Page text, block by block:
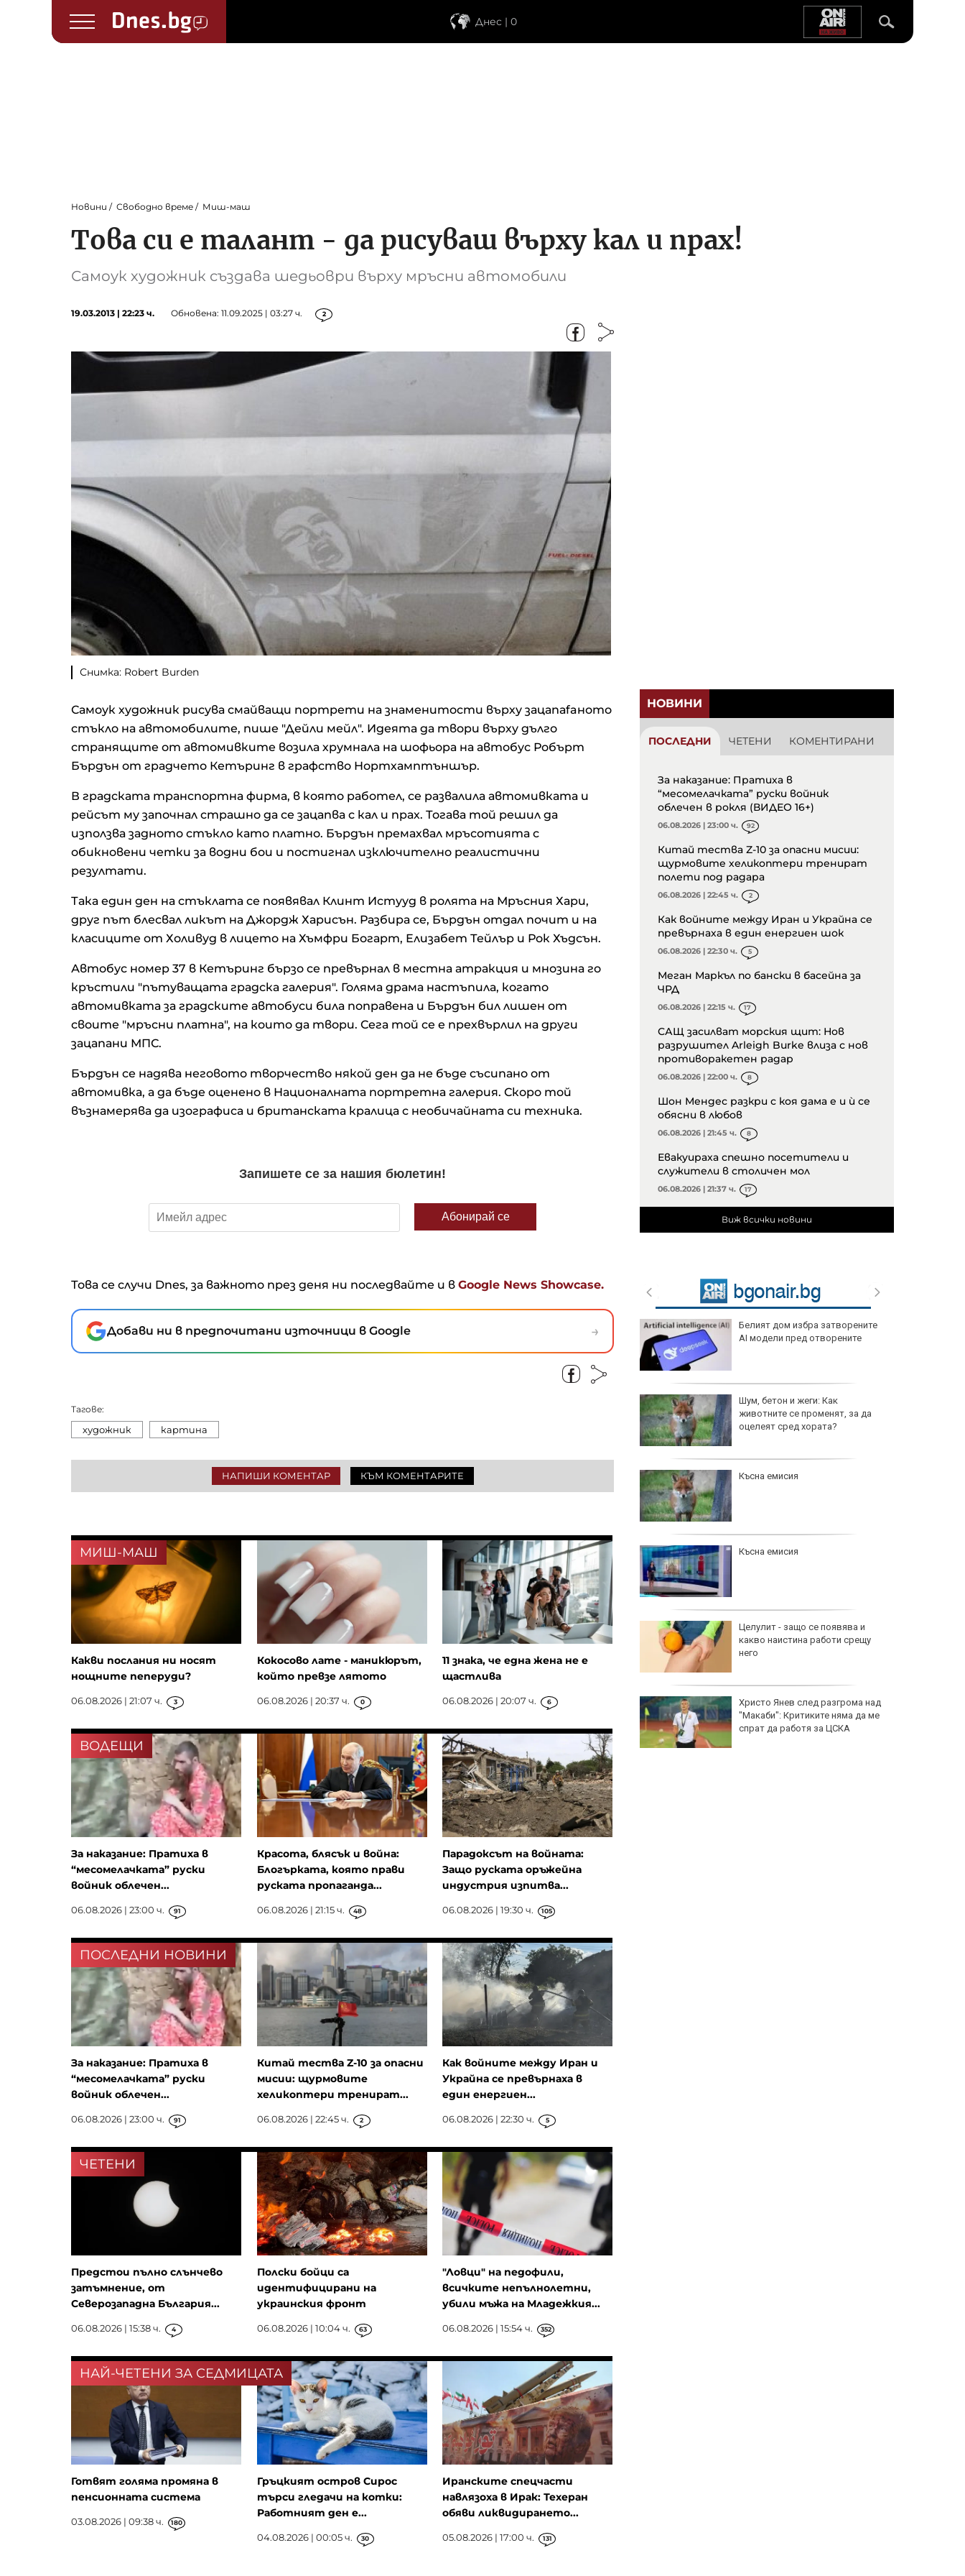
Днес | 0
Новини Свободно време Миш-маш
Това си е талант - да рисуваш върху кал и прах!
Самоук художник създава шедьоври върху мръсни автомобили
19.03.2013 | 22:23 ч. Обновена: 11.09.2025 | 03:27 ч. 2
Снимка: Robert Burden
Самоук художник рисува смайващи портрети на знаменитости върху зацапаfaното
стъкло на автомобилите, пише "Дейли мейл". Идеята да твори върху дълго
странящите от автомивките возила хрумнала на шофьора на автобус Робърт
Бърдън от градчето Кетъринг в графство Нортхамптъншър.
В градската транспортна фирма, в която работел, се развалила автомивката и
рейсът му започнал страшно да се зацапва с кал и прах. Тогава той решил да
използва задното стъкло като платно. Бърдън премахвал мръсотията с
обикновени четки за водни бои и постигнал изключително реалистични
резултати.
Така един ден на стъклата се появявал Клинт Истууд в ролята на Мръсния Хари,
друг път блесвал ликът на Джордж Харисън. Разбира се, Бърдън отдал почит и на
класиците от Холивуд в лицето на Хъмфри Богарт, Елизабет Тейлър и Рок Хъдсън.
Автобус номер 37 в Кетъринг бързо се превърнал в местна атракция и мнозина го
кръстили "пътуващата градска галерия". Голяма драма настъпила, когато
автомивката за градските автобуси била поправена и Бърдън бил лишен от
своите "мръсни платна", на които да твори. Сега той се е прехвърлил на други
зацапани МПС.
Бърдън се надява неговото творчество някой ден да не бъде съсипано от
автомивка, а да бъде оценено в Националната портретна галерия. Скоро той
възнамерява да изографиса и британската кралица с необичайната си техника.
Това се случи Dnes, за важното през деня ни последвайте и в Google News Showcase.
Добави ни в предпочитани източници в Google →
Тагове:
художник картина
НАПИШИ КОМЕНТАР КЪМ КОМЕНТАРИТЕ
НОВИНИ
ПОСЛЕДНИ ЧЕТЕНИ КОМЕНТИРАНИ
За наказание: Пратиха в
“месомелачката” руски войник
облечен в рокля (ВИДЕО 16+)
06.08.2026 | 23:00 ч. 92
Китай тества Z-10 за опасни мисии:
щурмовите хеликоптери тренират
полети под радара
06.08.2026 | 22:45 ч. 2
Как войните между Иран и Украйна се
превърнаха в един енергиен шок
06.08.2026 | 22:30 ч. 5
Меган Маркъл по бански в басейна за
ЧРД
06.08.2026 | 22:15 ч. 17
САЩ засилват морския щит: Нов
разрушител Arleigh Burke влиза с нов
противоракетен радар
06.08.2026 | 22:00 ч. 8
Шон Мендес разкри с коя дама е и ѝ се
обясни в любов
06.08.2026 | 21:45 ч. 8
Евакуираха спешно посетители и
служители в столичен мол
06.08.2026 | 21:37 ч. 17
Виж всички новини
В Европа работят над 10 хил.
пивоварни, в България те са 42
Пазарният регулатор на ЕС ще
оценява управлението на риска
RWE се отказва от проектите си
САЩ
Белият дом избра затворените
AI модели пред отворените
Шум, бетон и жеги: Как
животните се променят, за да
оцелеят сред хората?
Късна емисия
Късна емисия
Целулит - защо се появява и
какво наистина работи срещу
него
Христо Янев след разгрома над
"Макаби": Критиките няма да ме
спрат да работя за ЦСКА
МИШ-МАШ
Какви послания ни носят
нощните пеперуди?
06.08.2026 | 21:07 ч. 3
Кокосово лате - маникюрът,
който превзе лятото
06.08.2026 | 20:37 ч. 0
11 знака, че една жена не е
щастлива
06.08.2026 | 20:07 ч. 6
ВОДЕЩИ
За наказание: Пратиха в
“месомелачката” руски
войник облечен...
06.08.2026 | 23:00 ч. 91
Красота, блясък и война:
Блогърката, която прави
руската пропаганда...
06.08.2026 | 21:15 ч. 48
Парадоксът на войната:
Защо руската оръжейна
индустрия изпитва...
06.08.2026 | 19:30 ч. 105
ПОСЛЕДНИ НОВИНИ
За наказание: Пратиха в
“месомелачката” руски
войник облечен...
06.08.2026 | 23:00 ч. 91
Китай тества Z-10 за опасни
мисии: щурмовите
хеликоптери тренират...
06.08.2026 | 22:45 ч. 2
Как войните между Иран и
Украйна се превърнаха в
един енергиен...
06.08.2026 | 22:30 ч. 5
ЧЕТЕНИ
Предстои пълно слънчево
затъмнение, от
Северозападна България...
06.08.2026 | 15:38 ч. 4
Полски бойци са
идентифицирани на
украинския фронт
06.08.2026 | 10:04 ч. 63
"Ловци" на педофили,
всичките непълнолетни,
убили мъжа на Младежкия...
06.08.2026 | 15:54 ч. 352
НАЙ-ЧЕТЕНИ ЗА СЕДМИЦАТА
Готвят голяма промяна в
пенсионната система
03.08.2026 | 09:38 ч. 180
Гръцкият остров Сирос
търси гледачи на котки:
Работният ден е...
04.08.2026 | 00:05 ч. 30
Иранските спецчасти
навлязоха в Ирак: Техеран
обяви ликвидирането...
05.08.2026 | 17:00 ч. 131